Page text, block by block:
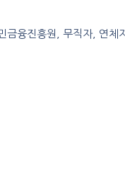
융진흥원, 무직자, 연